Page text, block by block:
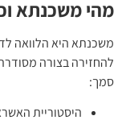
מעריך
המותאמים ללווה, כדי
הבנקים בונים